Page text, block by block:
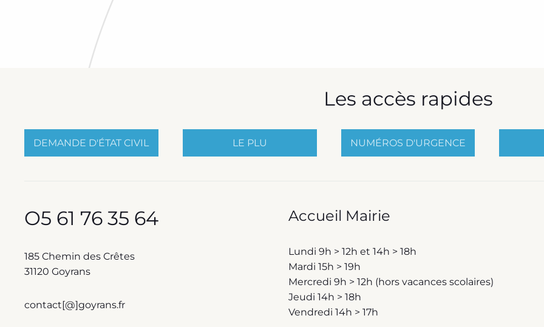
Les accès rapides
DEMANDE D'ÉTAT CIVIL LE PLU NUMÉROS D'URGENCE
O5 61 76 35 64
185 Chemin des Crêtes
31120 Goyrans
contact[@]goyrans.fr
Accueil Mairie
Lundi 9h > 12h et 14h > 18h
Mardi 15h > 19h
Mercredi 9h > 12h (hors vacances scolaires)
Jeudi 14h > 18h
Vendredi 14h > 17h